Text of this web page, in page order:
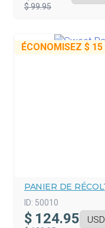
$ 99.95
ÉCONOMISEZ $ 15
PANIER DE
ID: 50010
$ 124.95